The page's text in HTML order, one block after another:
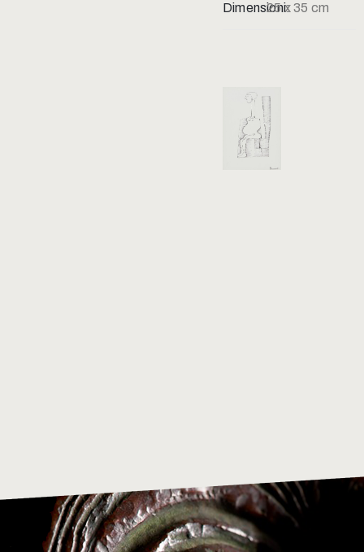
Dimensioni:25 x 35 cm